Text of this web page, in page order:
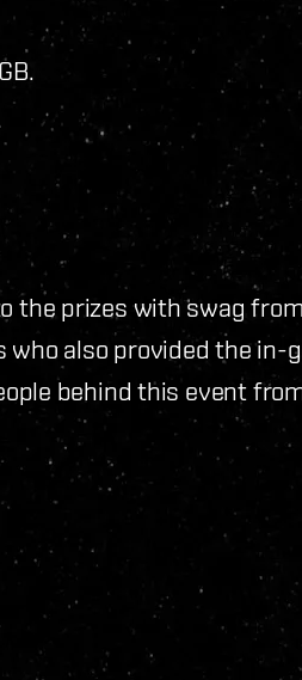
the prizes with swag
also provided the in-
behind this event from